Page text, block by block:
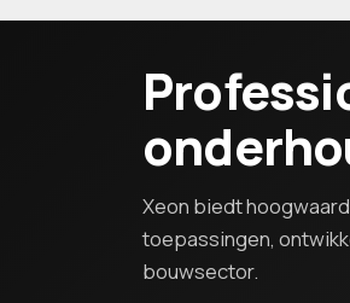
Xeon biedt
toepassingen,
bouwsector.